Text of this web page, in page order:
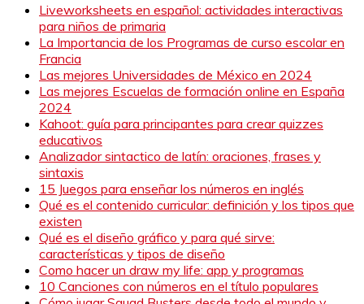
Liveworksheets en español: actividades interactivas
para niños de primaria
La Importancia de los Programas de curso escolar en
Francia
Las mejores Universidades de México en 2024
Las mejores Escuelas de formación online en España
2024
Kahoot: guía para principantes para crear quizzes
educativos
Analizador sintactico de latín: oraciones, frases y
sintaxis
15 Juegos para enseñar los números en inglés
Qué es el contenido curricular: definición y los tipos que
existen
Qué es el diseño gráfico y para qué sirve:
características y tipos de diseño
Como hacer un draw my life: app y programas
10 Canciones con números en el título populares